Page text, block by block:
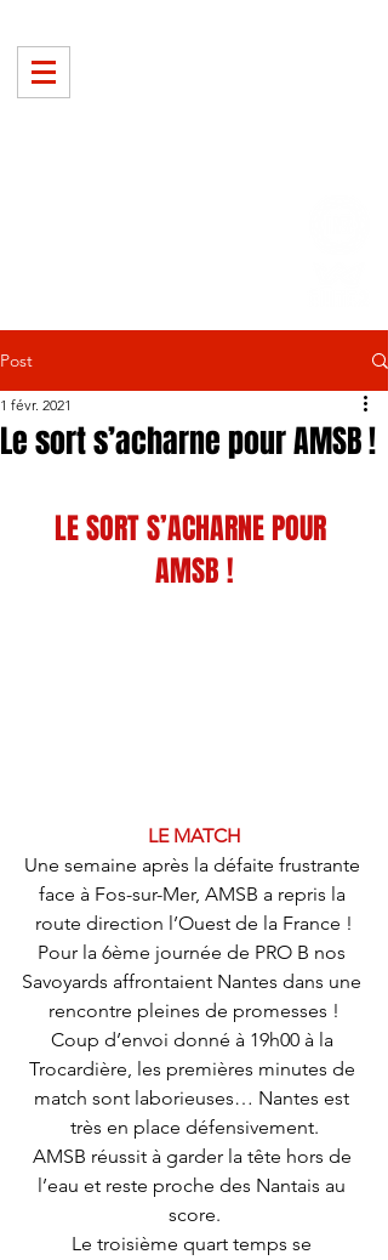
Post
Le sort s’acharne pour AMSB !
1 févr. 2021
LE SORT S’ACHARNE POUR
AMSB !
LE MATCH
Une semaine après la défaite frustrante
face à Fos-sur-Mer, AMSB a repris la
route direction l’Ouest de la France !
Pour la 6ème journée de PRO B nos
Savoyards affrontaient Nantes dans une
rencontre pleines de promesses !
Coup d’envoi donné à 19h00 à la
Trocardière, les premières minutes de
match sont laborieuses… Nantes est
très en place défensivement.
AMSB réussit à garder la tête hors de
l’eau et reste proche des Nantais au
score.
Le troisième quart temps se